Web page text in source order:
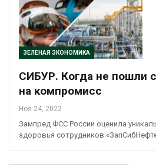
ЗЕЛЕНАЯ ЭКОНОМИКА
СИБУР. Когда не пошли
на компромисс
Ноя 24, 2022
Зампред ФСС России оценила
здоровья сотрудников